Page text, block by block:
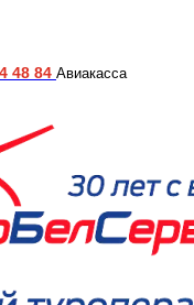
48 84 Авиакасса